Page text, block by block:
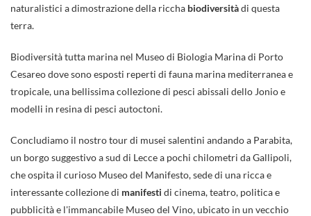
naturalistici a dimostrazione della riccha biodiversitàdi questa
terra.
Biodiversità tutta marina nel Museo di Biologia Marina di Porto
Cesareo dove sono esposti reperti di fauna marina mediterranea e
tropicale, una bellissima collezione di pesci abissali dello Jonio e
modelli in resina di pesci autoctoni.
Concludiamo il nostro tour di musei salentini andando a Parabita,
un borgo suggestivo a sud di Lecce a pochi chilometri da Gallipoli,
che ospita il curioso Museo del Manifesto, sede di una ricca e
interessante collezione di manifesti di cinema, teatro, politica e
pubblicità e l'immancabile Museo del Vino, ubicato in un vecchio